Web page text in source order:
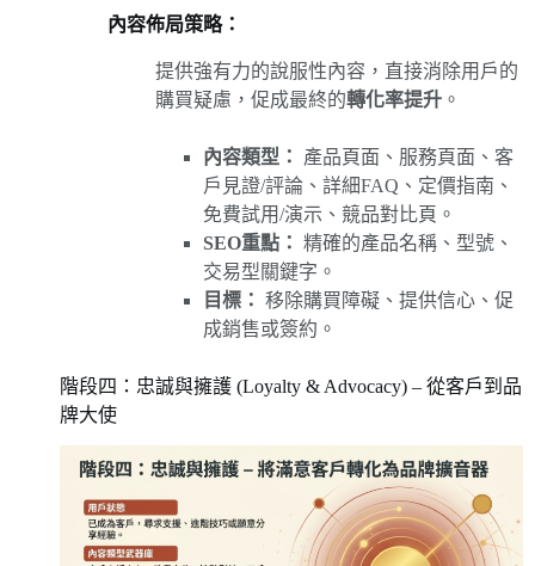
內容佈局策略：
提供強有力的說服性內容，直接消除用戶的
購買疑慮，促成最終的轉化率提升 。
內容類型：
產品頁面、服務頁面、客
戶見證/評論、詳細FAQ、定價指南、
免費試用/演示、競品對比頁。
SEO重點： 精確的產品名稱、型號、
交易型關鍵字。
目標： 移除購買障礙、提供信心、促
成銷售或簽約。
階段四：忠誠與擁護 (Loyalty & Advocacy) – 從客戶到品
牌大使